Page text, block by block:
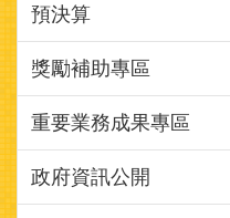
預決算
獎勵補助專區
重要業務成果專區
政府資訊公開